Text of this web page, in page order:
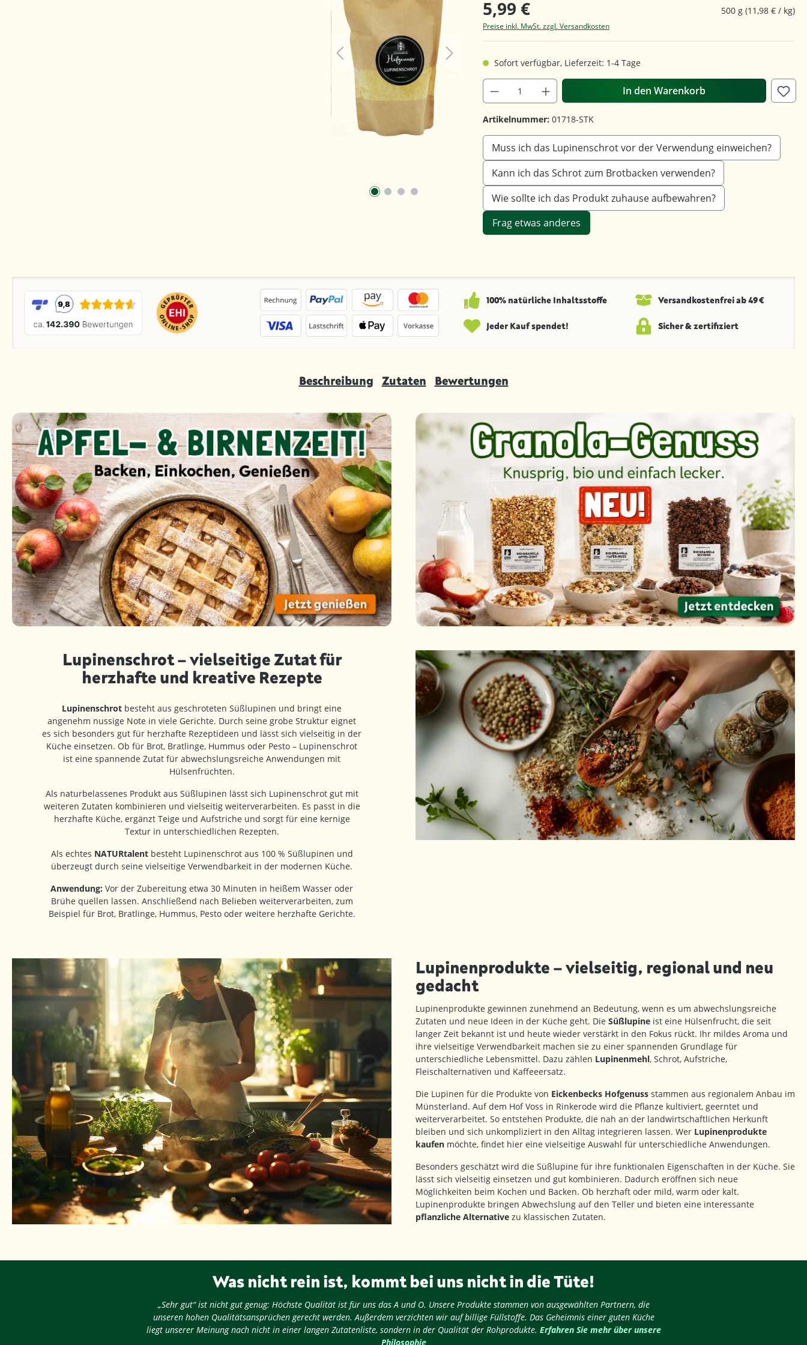
5,99 € 500 g (11,98 € / kg)
Preise inkl. MwSt. zzgl. Versandkosten
Sofort verfügbar, Lieferzeit: 1-4 Tage
In den Warenkorb
Artikelnummer: 01718-STK
Muss ich das Lupinenschrot vor der Verwendung einweichen?
Kann ich das Schrot zum Brotbacken verwenden?
Wie sollte ich das Produkt zuhause aufbewahren?
Frag etwas anderes
100% natürliche Inhaltsstoffe Versandkosten­frei ab 49 €
Jeder Kauf spendet! Sicher & zertifiziert
Beschreibung Zutaten Bewertungen
Lupinenschrot – vielseitige Zutat für
herzhafte und kreative Rezepte
Lupinenschrot besteht aus geschroteten Süßlupinen und bringt eine
angenehm nussige Note in viele Gerichte. Durch seine grobe Struktur eignet
es sich besonders gut für herzhafte Rezeptideen und lässt sich vielseitig in der
Küche einsetzen. Ob für Brot, Bratlinge, Hummus oder Pesto – Lupinenschrot
ist eine spannende Zutat für abwechslungsreiche Anwendungen mit
Hülsenfrüchten.
Als naturbelassenes Produkt aus Süßlupinen lässt sich Lupinenschrot gut mit
weiteren Zutaten kombinieren und vielseitig weiterverarbeiten. Es passt in die
herzhafte Küche, ergänzt Teige und Aufstriche und sorgt für eine kernige
Textur in unterschiedlichen Rezepten.
Als echtes NATURtalentbesteht Lupinenschrot aus 100 % Süßlupinen und
überzeugt durch seine vielseitige Verwendbarkeit in der modernen Küche.
Anwendung: Vor der Zubereitung etwa 30 Minuten in heißem Wasser oder
Brühe quellen lassen. Anschließend nach Belieben weiterverarbeiten, zum
Beispiel für Brot, Bratlinge, Hummus, Pesto oder weitere herzhafte Gerichte.
Lupinenprodukte – vielseitig, regional und neu
gedacht
Lupinenprodukte gewinnen zunehmend an Bedeutung, wenn es um abwechslungsreiche
Zutaten und neue Ideen in der Küche geht. Die Süßlupine ist eine Hülsenfrucht, die seit
langer Zeit bekannt ist und heute wieder verstärkt in den Fokus rückt. Ihr mildes Aroma und
ihre vielseitige Verwendbarkeit machen sie zu einer spannenden Grundlage für
unterschiedliche Lebensmittel. Dazu zählen Lupinenmehl, Schrot, Aufstriche,
Fleischalternativen und Kaffeeersatz.
Die Lupinen für die Produkte von Eickenbecks Hofgenuss stammen aus regionalem Anbau im
Münsterland. Auf dem Hof Voss in Rinkerode wird die Pflanze kultiviert, geerntet und
weiterverarbeitet. So entstehen Produkte, die nah an der landwirtschaftlichen Herkunft
bleiben und sich unkompliziert in den Alltag integrieren lassen. Wer Lupinenprodukte
kaufen möchte, findet hier eine vielseitige Auswahl für unterschiedliche Anwendungen.
Besonders geschätzt wird die Süßlupine für ihre funktionalen Eigenschaften in der Küche. Sie
lässt sich vielseitig einsetzen und gut kombinieren. Dadurch eröffnen sich neue
Möglichkeiten beim Kochen und Backen. Ob herzhaft oder mild, warm oder kalt.
Lupinenprodukte bringen Abwechslung auf den Teller und bieten eine interessante
pflanzliche Alternative zu klassischen Zutaten.
Was nicht rein ist, kommt bei uns nicht in die Tüte!
„Sehr gut“ ist nicht gut genug: Höchste Qualität ist für uns das A und O. Unsere Produkte stammen von ausgewählten Partnern, die
unseren hohen Qualitätsansprüchen gerecht werden. Außerdem verzichten wir auf billige Füllstoffe. Das Geheimnis einer guten Küche
liegt unserer Meinung nach nicht in einer langen Zutatenliste, sondern in der Qualität der Rohprodukte. Erfahren Sie mehr über unsere
Philosophie